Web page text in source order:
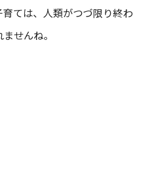
ては、人類がつづ限り終わ
せんね。